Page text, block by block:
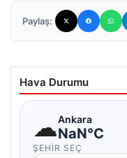
Paylaş:
Hava Durumu
☁Ankara
NaN°C
ŞEHIR SEÇ